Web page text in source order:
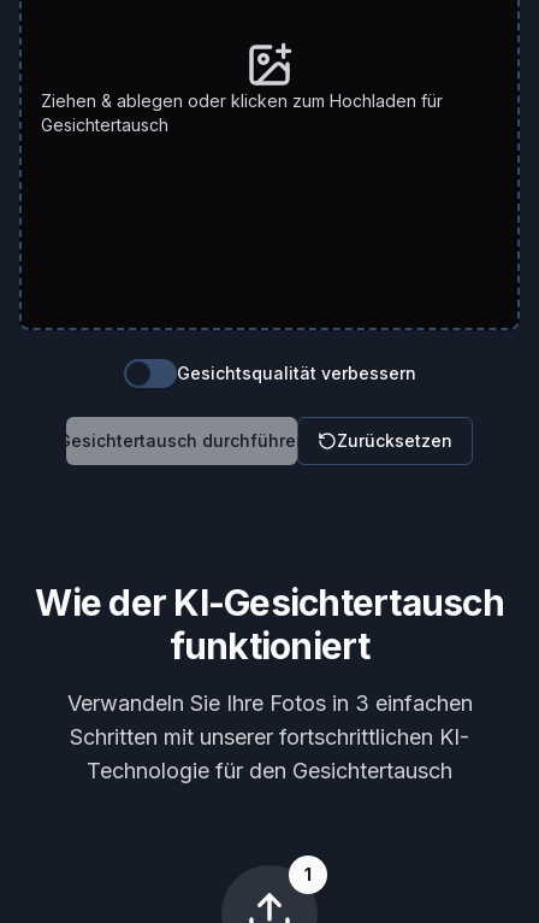
Ziehen & ablegen oder klicken zum Hochladen für
Gesichtertausch
Gesichtsqualität verbessern
Gesichtertausch durchführen Zurücksetzen
Wie der KI-Gesichtertausch
funktioniert
Verwandeln Sie Ihre Fotos in 3 einfachen
Schritten mit unserer fortschrittlichen KI-
Technologie für den Gesichtertausch
1